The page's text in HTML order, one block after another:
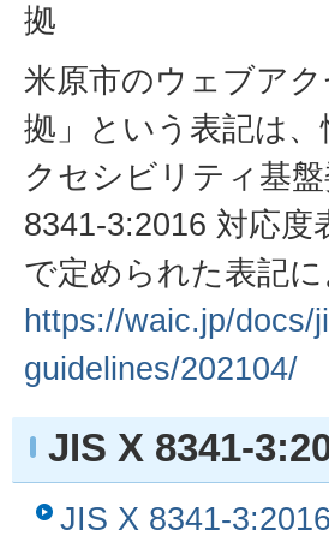
拠
米原市のウェブア
拠」という表記は
クセシビリティ基
8341-3:2016 対応
で定められた表記に
https://waic.jp/docs/
guidelines/202104/
JIS X 8341-
JIS X 8341-